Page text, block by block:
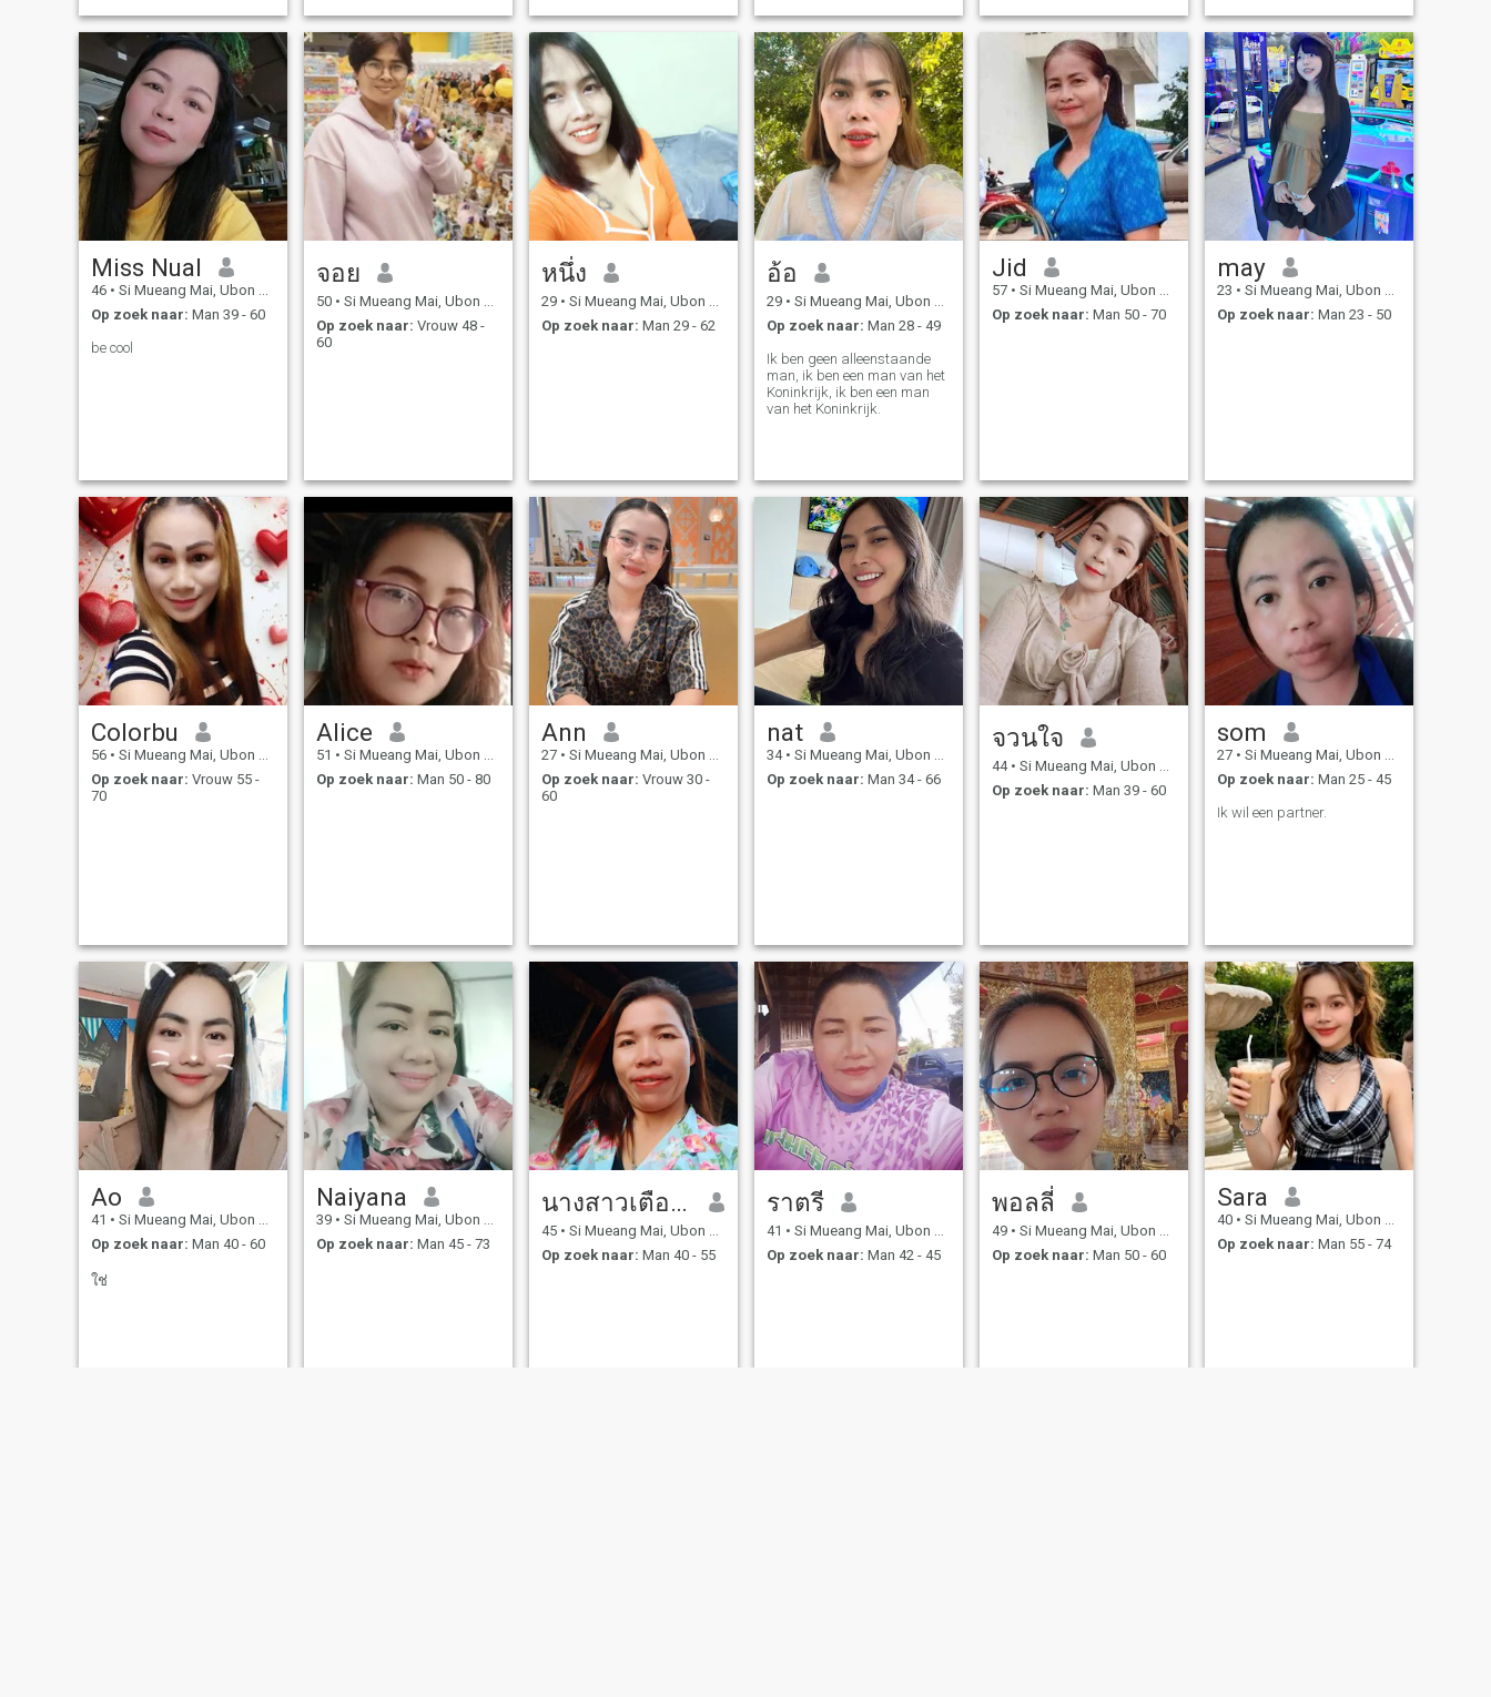
Miss Nual
46 • Si Mueang Mai, Ubon Ratchathani, Thailand
Op zoek naar: Man 39 - 60
be cool
จอย
50 • Si Mueang Mai, Ubon Ratchathani, Thailand
Op zoek naar: Vrouw 48 -
60
หนึ่ง
29 • Si Mueang Mai, Ubon Ratchathani, Thailand
Op zoek naar: Man 29 - 62
อ้อ
29 • Si Mueang Mai, Ubon Ratchathani, Thailand
Op zoek naar: Man 28 - 49
Ik ben geen alleenstaande
man, ik ben een man van het
Koninkrijk, ik ben een man
van het Koninkrijk.
Jid
57 • Si Mueang Mai, Ubon Ratchathani, Thailand
Op zoek naar: Man 50 - 70
may
23 • Si Mueang Mai, Ubon Ratchathani, Thailand
Op zoek naar: Man 23 - 50
Colorbu
56 • Si Mueang Mai, Ubon Ratchathani, Thailand
Op zoek naar: Vrouw 55 -
70
Alice
51 • Si Mueang Mai, Ubon Ratchathani, Thailand
Op zoek naar: Man 50 - 80
Ann
27 • Si Mueang Mai, Ubon Ratchathani, Thailand
Op zoek naar: Vrouw 30 -
60
nat
34 • Si Mueang Mai, Ubon Ratchathani, Thailand
Op zoek naar: Man 34 - 66
จวนใจ
44 • Si Mueang Mai, Ubon Ratchathani, Thailand
Op zoek naar: Man 39 - 60
som
27 • Si Mueang Mai, Ubon Ratchathani, Thailand
Op zoek naar: Man 25 - 45
Ik wil een partner.
Ao
41 • Si Mueang Mai, Ubon Ratchathani, Thailand
Op zoek naar: Man 40 - 60
ใช่
Naiyana
39 • Si Mueang Mai, Ubon Ratchathani, Thailand
Op zoek naar: Man 45 - 73
นางสาวเตือนใจ ภูงาม
45 • Si Mueang Mai, Ubon Ratchathani, Thailand
Op zoek naar: Man 40 - 55
ราตรี
41 • Si Mueang Mai, Ubon Ratchathani, Thailand
Op zoek naar: Man 42 - 45
พอลลี่
49 • Si Mueang Mai, Ubon Ratchathani, Thailand
Op zoek naar: Man 50 - 60
Sara
40 • Si Mueang Mai, Ubon Ratchathani, Thailand
Op zoek naar: Man 55 - 74